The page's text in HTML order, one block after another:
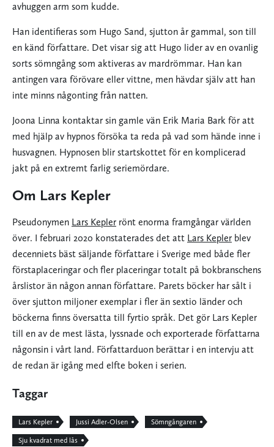
avhuggen arm som kudde.
Han identifieras som Hugo Sand, sjutton år gammal, son till
en känd författare. Det visar sig att Hugo lider av en ovanlig
sorts sömngång som aktiveras av mardrömmar. Han kan
antingen vara förövare eller vittne, men hävdar själv att han
inte minns någonting från natten.
Joona Linna kontaktar sin gamle vän Erik Maria Bark för att
med hjälp av hypnos försöka ta reda på vad som hände inne i
husvagnen. Hypnosen blir startskottet för en komplicerad
jakt på en extremt farlig seriemördare.
Om Lars Kepler
Pseudonymen Lars Kepler rönt enorma framgångar världen
över. I februari 2020 konstaterades det att Lars Kepler blev
decenniets bäst säljande författare i Sverige med både fler
förstaplaceringar och fler placeringar totalt på bokbranschens
årslistor än någon annan författare. Parets böcker har sålt i
över sjutton miljoner exemplar i fler än sextio länder och
böckerna finns översatta till fyrtio språk. Det gör Lars Kepler
till en av de mest lästa, lyssnade och exporterade författarna
någonsin i vårt land. Författarduon berättar i en intervju att
de redan är igång med elfte boken i serien.
Taggar
Lars Kepler Jussi Adler-Olsen Sömngångaren
Sju kvadrat med lås